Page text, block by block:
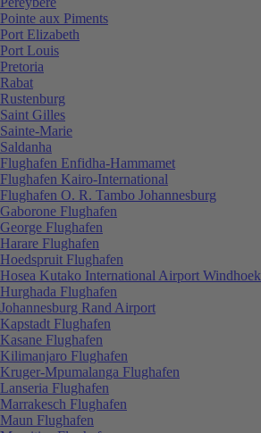
Pointe aux Piments
Port Elizabeth
Port Louis
Pretoria
Rabat
Rustenburg
Saint Gilles
Sainte-Marie
Saldanha
Flughafen Enfidha-Hammamet
Flughafen Kairo-International
Flughafen O. R. Tambo Johannesburg
Gaborone Flughafen
George Flughafen
Harare Flughafen
Hoedspruit Flughafen
Hosea Kutako International Airport Windhoek
Hurghada Flughafen
Johannesburg Rand Airport
Kapstadt Flughafen
Kasane Flughafen
Kilimanjaro Flughafen
Kruger-Mpumalanga Flughafen
Lanseria Flughafen
Marrakesch Flughafen
Maun Flughafen